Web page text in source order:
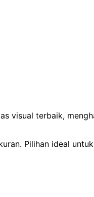
visual terbaik,
Pilihan ideal